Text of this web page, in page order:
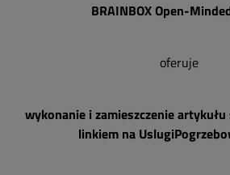
BRAINBOX Open-
oferuje
wykonanie i zamieszczenie
linkiem na